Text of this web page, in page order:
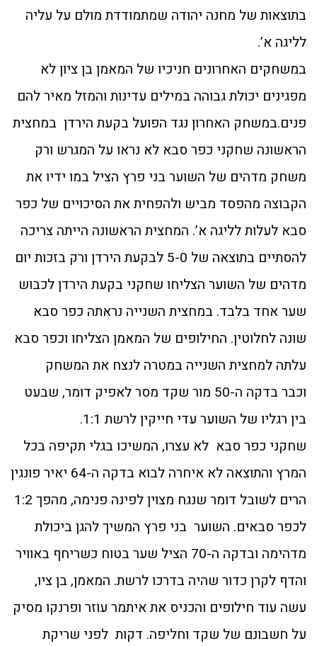
בתוצאות של מחנה יהודה שמתמודדת מולם על עליה
לליגה א’.
במשחקים האחרונים חניכיו של המאמן בן ציון לא
מפגינים יכולת גבוהה במילים עדינות והמזל מאיר להם
פנים.במשחק האחרון נגד הפועל בקעת הירדן במחצית
הראשונה שחקני כפר סבא לא נראו על המגרש ורק
משחק מדהים של השוער בני פרץ הציל במו ידיו את
הקבוצה מהפסד מביש ולהפחית את הסיכויים של כפר
סבא לעלות לליגה א’. המחצית הראשונה הייתה צריכה
להסתיים בתוצאה של 5-0 לבקעת הירדן ורק בזכות יום
מדהים של השוער הצליחו שחקני בקעת הירדן לכבוש
שער אחד בלבד. במחצית השנייה נראתה כפר סבא
שונה לחלוטין. החילופים של המאמן הצליחו וכפר סבא
עלתה למחצית השנייה במטרה לנצח את המשחק
וכבר בדקה ה-50 מור שקד מסר לאפיק דומר, שבעט
בין רגליו של השוער עדי חייקין לרשת 1:1.
שחקני כפר סבא לא עצרו, המשיכו בגלי תקיפה בכל
המרץ והתוצאה לא איחרה לבוא בדקה ה-64 יאיר פונגין
הרים לשובל דומר שנגח מצוין לפינה פנימה, מהפך 1:2
לכפר סבאים. השוער בני פרץ המשיך להגן ביכולת
מדהימה ובדקה ה-70 הציל שער בטוח כשריחף באוויר
והדף לקרן כדור שהיה בדרכו לרשת. המאמן, בן ציו,
עשה עוד חילופים והכניס את איתמר עוזר ופרנקו מסיק
על חשבונם של שקד וחליפה. דקות לפני שריקת